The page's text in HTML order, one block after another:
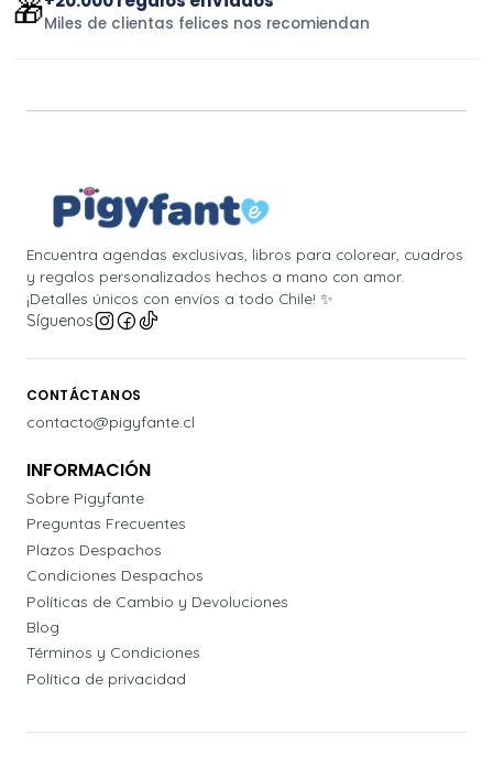
🎁Miles de clientas felices nos recomiendan
Encuentra agendas exclusivas, libros para colorear, cuadros
y regalos personalizados hechos a mano con amor.
¡Detalles únicos con envíos a todo Chile! ✨
Síguenos
CONTÁCTANOS
contacto@pigyfante.cl
INFORMACIÓN
Sobre Pigyfante
Preguntas Frecuentes
Plazos Despachos
Condiciones Despachos
Políticas de Cambio y Devoluciones
Blog
Términos y Condiciones
Política de privacidad